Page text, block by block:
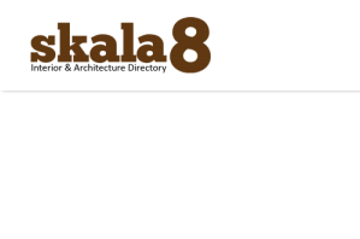
Search
for: